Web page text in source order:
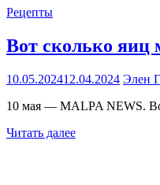
Рецепты
Вот сколько яиц
10.05.202412.04.2024 Элен
10 мая — MALPA NEWS.
Читать далее